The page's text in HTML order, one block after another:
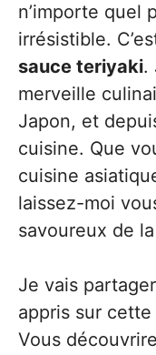
n’importe quel
irrésistible.
sauce teriyaki.
merveille
Japon, et
cuisine. Que
cuisine
laissez-moi
savoureux de la
Je vais
appris sur
Vous